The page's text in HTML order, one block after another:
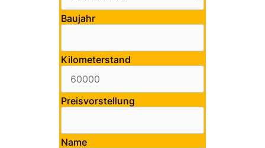
Baujahr
Kilometerstand
Preisvorstellung
Name